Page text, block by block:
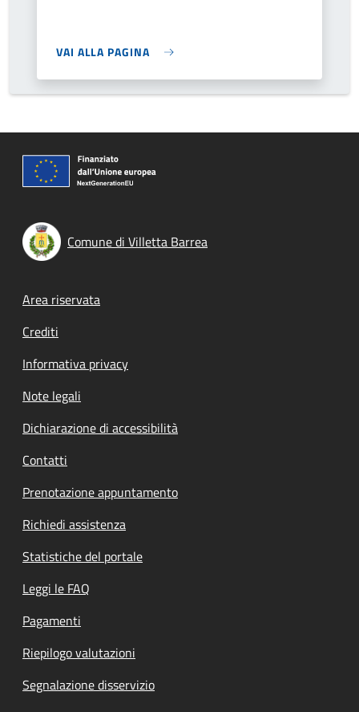
VAI ALLA PAGINA
Comune di Villetta Barrea
Footer menu
Area riservata
Crediti
Informativa privacy
Note legali
Dichiarazione di accessibilità
Contatti
Prenotazione appuntamento
Richiedi assistenza
Statistiche del portale
Leggi le FAQ
Pagamenti
Riepilogo valutazioni
Segnalazione disservizio